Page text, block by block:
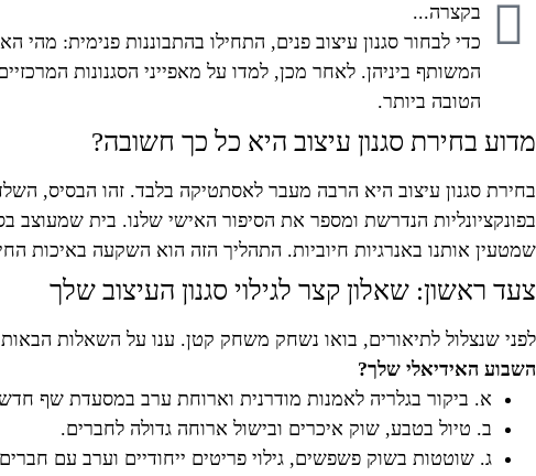
בקצרה...
כדי לבחור סגנון עיצוב פנים, התחילו בהתבוננות פנימית:
המשותף ביניהן. לאחר מכן, למדו על מאפייני הסגנונות
הטובה ביותר.
מדוע בחירת סגנון עיצוב היא כל כך חשובה?
בחירת סגנון עיצוב היא הרבה מעבר לאסתטיקה בלבד. זהו הבסיס, השלד
בפונקציונליות הנדרשת ומספר את הסיפור האישי שלנו. בית שמעוצב
שמטעין אותנו באנרגיות חיוביות. התהליך הזה הוא השקעה באיכות
צעד ראשון: שאלון קצר לגילוי סגנון העיצוב שלך
לפני שנצלול לתיאורים, בואו נשחק משחק קטן. ענו על השאלות הבאות
השבוע האידיאלי שלך?
א. ביקור בגלריה לאמנות מודרנית וארוחת ערב במסעדת שף
ב. טיול בטבע, שוק איכרים ובישול ארוחה גדולה לחברים.
ג. שוטטות בשוק פשפשים, גילוי פריטים ייחודיים וערב עם